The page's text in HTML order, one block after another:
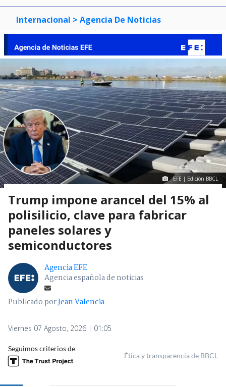
Internacional > Agencia De Noticias
EFE | Edición BBCL
Trump impone arancel del 15% al
polisilicio, clave para fabricar
paneles solares y
semiconductores
Agencia EFE
Agencia española de noticias
Publicado porJean Valencia
Viernes 07 Agosto, 2026 | 01:05
Seguimos criterios de
Ética y transparencia de BBCL